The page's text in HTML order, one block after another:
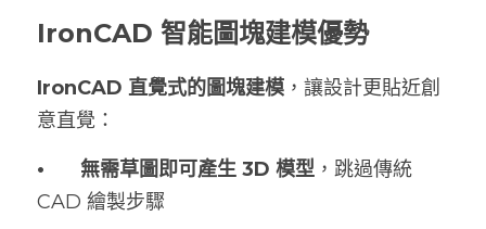
IronCAD 智能圖塊建模優勢
IronCAD 直覺式的圖塊建模 ，讓設計更貼近創
意直覺：
• 無需草圖即可產生 3D 模型 ，跳過傳統
CAD 繪製步驟